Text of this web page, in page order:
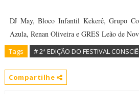
DJ May, Bloco Infantil Kekerê, Grupo
Azula, Renan Oliveira e GRES Leão de
Tags # 2ª EDIÇÃO DO FESTIVAL
Compartilhe